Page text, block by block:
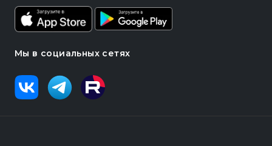
Мы в социальных сетях